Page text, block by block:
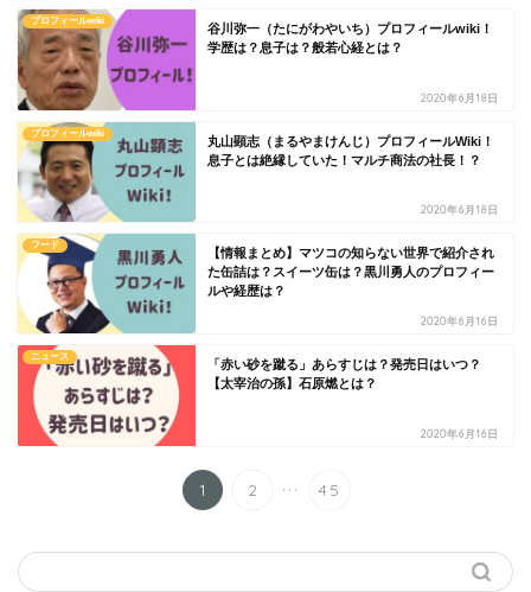
プロフィールwiki
谷川弥一（たにがわやいち）プロフィールwiki！
学歴は？息子は？般若心経とは？
2020年6月18日
プロフィールwiki
丸山顕志（まるやまけんじ）プロフィールWiki！
息子とは絶縁していた！マルチ商法の社長！？
2020年6月18日
フード
【情報まとめ】マツコの知らない世界で紹介され
た缶詰は？スイーツ缶は？黒川勇人のプロフィー
ルや経歴は？
2020年6月16日
ニュース
「赤い砂を蹴る」あらすじは？発売日はいつ？
【太宰治の孫】石原燃とは？
2020年6月16日
1 2 ... 45